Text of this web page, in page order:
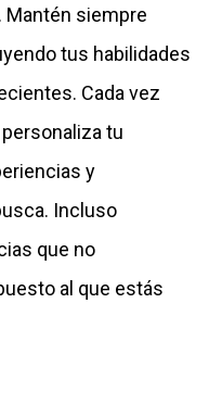
siempre
tus habilidades
Cada vez
tu
y
Incluso
que no
al que estás